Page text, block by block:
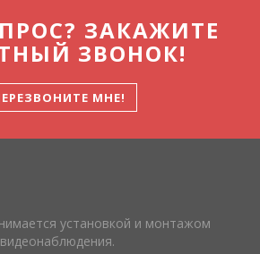
ЗАКАЖИТЕ
ЗВОНОК!
МНЕ!
установкой и монтажом